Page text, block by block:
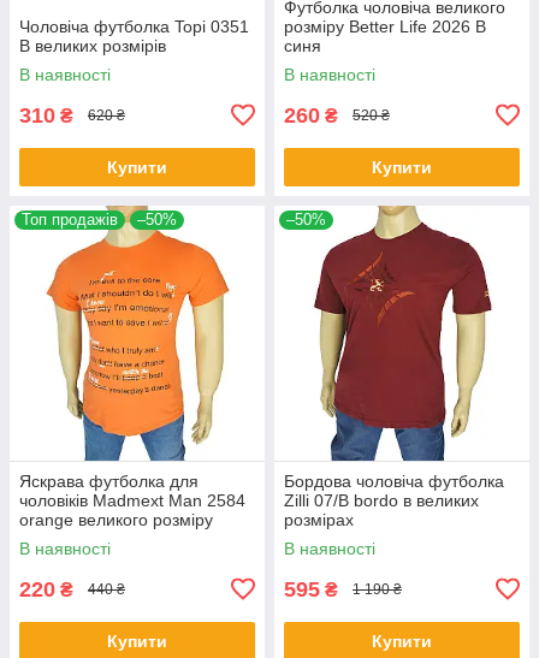
Чоловіча футболка Topi 0351
B великих розмірів
В наявності
310 ₴ 620 ₴
Купити
Футболка чоловіча великого
розміру Better Life 2026 В
синя
В наявності
260 ₴ 520 ₴
Купити
Топ продажів –50%
Яскрава футболка для
чоловіків Madmext Man 2584
orange великого розміру
В наявності
220 ₴ 440 ₴
Купити
–50%
Бордова чоловіча футболка
Zilli 07/В bordo в великих
розмірах
В наявності
595 ₴ 1 190 ₴
Купити